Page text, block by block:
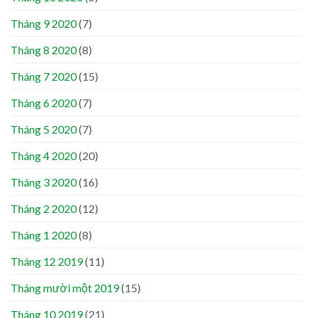
Tháng 9 2020(7)
Tháng 8 2020(8)
Tháng 7 2020(15)
Tháng 6 2020(7)
Tháng 5 2020(7)
Tháng 4 2020(20)
Tháng 3 2020(16)
Tháng 2 2020(12)
Tháng 1 2020(8)
Tháng 12 2019(11)
Tháng mười một 2019(15)
Tháng 10 2019(21)